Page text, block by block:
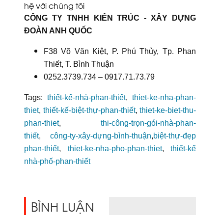
hệ với chúng tôi
CÔNG TY TNHH KIẾN TRÚC - XÂY DỰNG
ĐOÀN ANH QUỐC
F38 Võ Văn Kiệt, P. Phú Thủy, Tp. Phan
Thiết, T. Bình Thuận
0252.3739.734 – 0917.71.73.79
Tags: thiết-kế-nhà-phan-thiết, thiet-ke-nha-phan-
thiet, thiết-kế-biệt-thự-phan-thiết, thiet-ke-biet-thu-
phan-thiet, thi-công-trọn-gói-nhà-phan-
thiết, công-ty-xây-dựng-bình-thuận,biệt-thự-đẹp
phan-thiết, thiet-ke-nha-pho-phan-thiet, thiết-kế
nhà-phố-phan-thiết
BÌNH LUẬN